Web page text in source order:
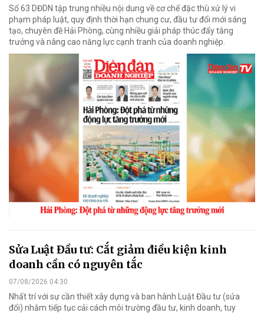
Số 63 DĐDN tập trung nhiều nội dung về cơ chế đặc thù xử lý vi
phạm pháp luật, quy định thời hạn chung cư, đầu tư đổi mới sáng
tạo, chuyên đề Hải Phòng, cùng nhiều giải pháp thúc đẩy tăng
trưởng và nâng cao năng lực cạnh tranh của doanh nghiệp.
Sửa Luật Đầu tư: Cắt giảm điều kiện kinh
doanh cần có nguyên tắc
07/08/2026 04:30
Nhất trí với sự cần thiết xây dựng và ban hành Luật Đầu tư (sửa
đổi) nhằm tiếp tục cải cách môi trường đầu tư, kinh doanh, tuy